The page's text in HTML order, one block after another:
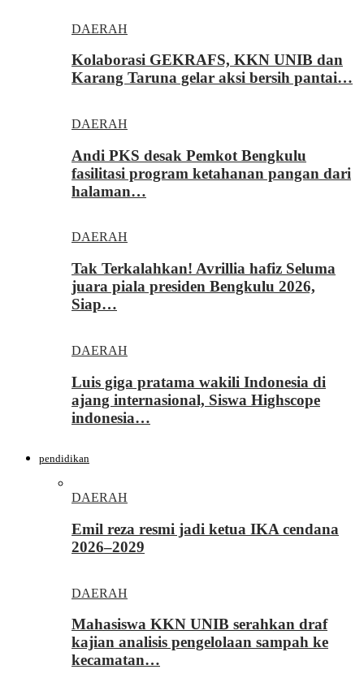
DAERAH
Kolaborasi GEKRAFS, KKN UNIB dan
Karang Taruna gelar aksi bersih pantai…
DAERAH
Andi PKS desak Pemkot Bengkulu
fasilitasi program ketahanan pangan dari
halaman…
DAERAH
Tak Terkalahkan! Avrillia hafiz Seluma
juara piala presiden Bengkulu 2026,
Siap…
DAERAH
Luis giga pratama wakili Indonesia di
ajang internasional, Siswa Highscope
indonesia…
pendidikan
DAERAH
Emil reza resmi jadi ketua IKA cendana
2026–2029
DAERAH
Mahasiswa KKN UNIB serahkan draf
kajian analisis pengelolaan sampah ke
kecamatan…